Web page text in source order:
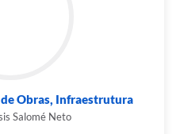
Obras, Infraestrutura
Salomé Neto